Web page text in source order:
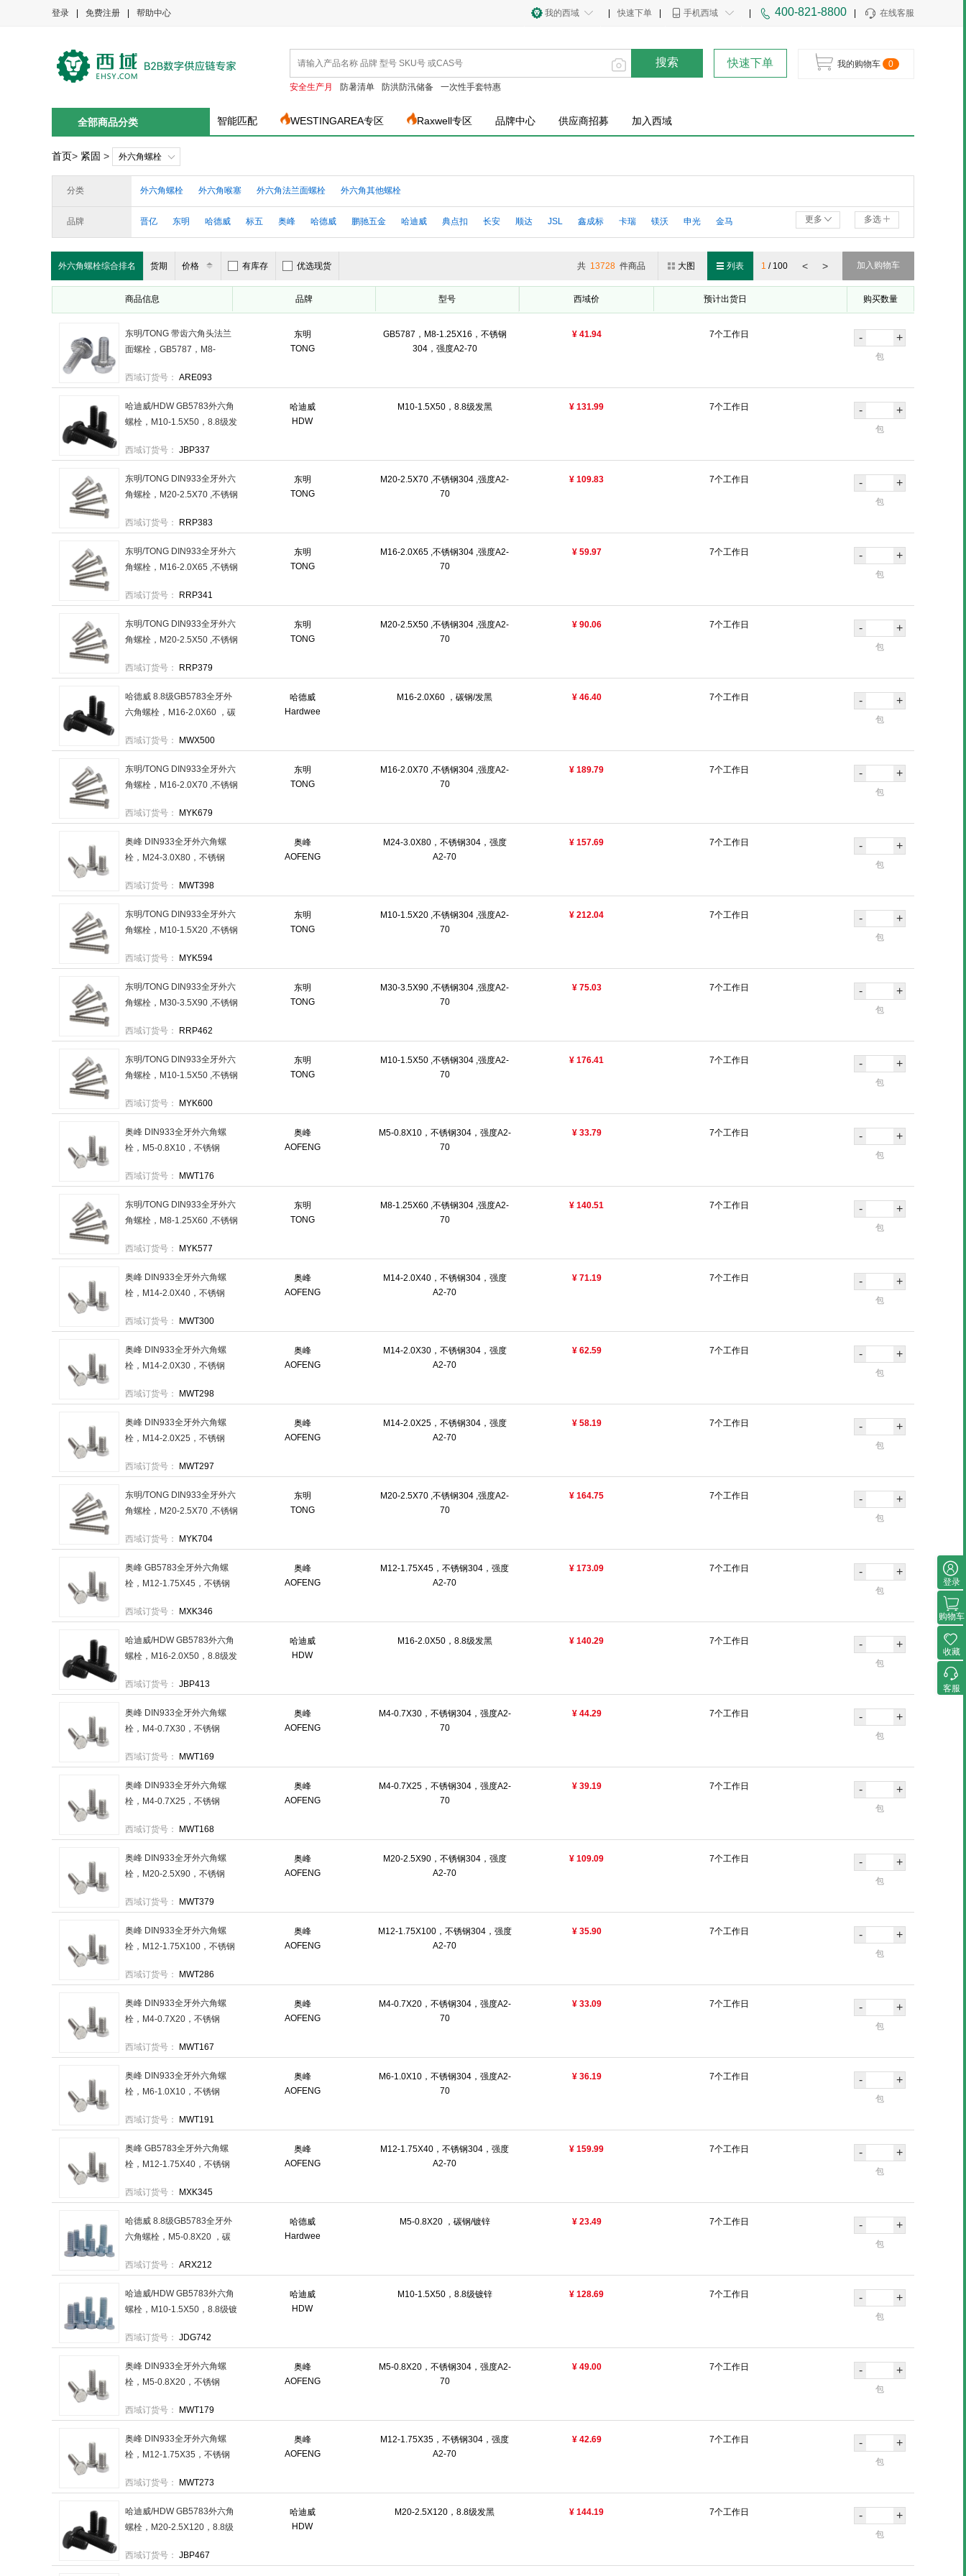
登录 免费注册 帮助中心 在线客服
400-821-8800
手机西域
快速下单
我的西域
搜索
安全生产月 防暑清单 防洪防汛储备 一次性手套特惠
快速下单 我的购物车 0
全部商品分类 智能匹配 WESTINGAREA专区 Raxwell专区 品牌中心 供应商招募 加入西域
首页> 紧固 > 外六角螺栓
分类 外六角螺栓 外六角喉塞 外六角法兰面螺栓 外六角其他螺栓
品牌 晋亿 东明 哈德威 标五 奥峰 哈德威 鹏驰五金 哈迪威 典点扣 长安 顺达 JSL 鑫成标 卡瑞 镁沃 申光 金马
博科丝特
多选
更多
外六角螺栓综合排名 货期 价格 有库存 优选现货 加入购物车
< >
1 / 100
大图 列表
共13728 件商品
商品信息 品牌 型号 西域价 预计出货日 购买数量
东明
TONG
GB5787，M8-1.25X16，不锈钢
304，强度A2-70
¥ 41.94 7个工作日
东明/TONG 带齿六角头法兰
面螺栓，GB5787，M8-
A2-70 售卖规格：50个/包
西域订货号： ARE093
- +
包
哈迪威
HDW
M10-1.5X50，8.8级发黑 ¥ 131.99 7个工作日
哈迪威/HDW GB5783外六角
螺栓，M10-1.5X50，8.8级发
西域订货号： JBP337
- +
包
东明
TONG
M20-2.5X70 ,不锈钢304 ,强度A2-
70
¥ 109.83 7个工作日
东明/TONG DIN933全牙外六
角螺栓，M20-2.5X70 ,不锈钢
10个/包
西域订货号： RRP383
- +
包
东明
TONG
M16-2.0X65 ,不锈钢304 ,强度A2-
70
¥ 59.97 7个工作日
东明/TONG DIN933全牙外六
角螺栓，M16-2.0X65 ,不锈钢
10个/包
西域订货号： RRP341
- +
包
东明
TONG
M20-2.5X50 ,不锈钢304 ,强度A2-
70
¥ 90.06 7个工作日
东明/TONG DIN933全牙外六
角螺栓，M20-2.5X50 ,不锈钢
10个/包
西域订货号： RRP379
- +
包
哈德威
Hardwee
M16-2.0X60 ，碳钢/发黑 ¥ 46.40 7个工作日
哈德威 8.8级GB5783全牙外
六角螺栓，M16-2.0X60 ，碳
西域订货号：
MWX500
- +
包
东明
TONG
M16-2.0X70 ,不锈钢304 ,强度A2-
70
¥ 189.79 7个工作日
东明/TONG DIN933全牙外六
角螺栓，M16-2.0X70 ,不锈钢
30个/包
西域订货号： MYK679
- +
包
奥峰
AOFENG
M24-3.0X80，不锈钢304，强度
A2-70
¥ 157.69 7个工作日
奥峰 DIN933全牙外六角螺
栓，M24-3.0X80，不锈钢
10个/包
西域订货号： MWT398
- +
包
东明
TONG
M10-1.5X20 ,不锈钢304 ,强度A2-
70
¥ 212.04 7个工作日
东明/TONG DIN933全牙外六
角螺栓，M10-1.5X20 ,不锈钢
200个/包
西域订货号： MYK594
- +
包
东明
TONG
M30-3.5X90 ,不锈钢304 ,强度A2-
70
¥ 75.03 7个工作日
东明/TONG DIN933全牙外六
角螺栓，M30-3.5X90 ,不锈钢
个/包
西域订货号： RRP462
- +
包
东明
TONG
M10-1.5X50 ,不锈钢304 ,强度A2-
70
¥ 176.41 7个工作日
东明/TONG DIN933全牙外六
角螺栓，M10-1.5X50 ,不锈钢
100个/包
西域订货号： MYK600
- +
包
奥峰
AOFENG
M5-0.8X10，不锈钢304，强度A2-
70
¥ 33.79 7个工作日
奥峰 DIN933全牙外六角螺
栓，M5-0.8X10，不锈钢
250个/包
西域订货号： MWT176
- +
包
东明
TONG
M8-1.25X60 ,不锈钢304 ,强度A2-
70
¥ 140.51 7个工作日
东明/TONG DIN933全牙外六
角螺栓，M8-1.25X60 ,不锈钢
120个/包
西域订货号： MYK577
- +
包
奥峰
AOFENG
M14-2.0X40，不锈钢304，强度
A2-70
¥ 71.19 7个工作日
奥峰 DIN933全牙外六角螺
栓，M14-2.0X40，不锈钢
25个/包
西域订货号： MWT300
- +
包
奥峰
AOFENG
M14-2.0X30，不锈钢304，强度
A2-70
¥ 62.59 7个工作日
奥峰 DIN933全牙外六角螺
栓，M14-2.0X30，不锈钢
25个/包
西域订货号： MWT298
- +
包
奥峰
AOFENG
M14-2.0X25，不锈钢304，强度
A2-70
¥ 58.19 7个工作日
奥峰 DIN933全牙外六角螺
栓，M14-2.0X25，不锈钢
25个/包
西域订货号： MWT297
- +
包
东明
TONG
M20-2.5X70 ,不锈钢304 ,强度A2-
70
¥ 164.75 7个工作日
东明/TONG DIN933全牙外六
角螺栓，M20-2.5X70 ,不锈钢
15个/包
西域订货号： MYK704
- +
包
奥峰
AOFENG
M12-1.75X45，不锈钢304，强度
A2-70
¥ 173.09 7个工作日
奥峰 GB5783全牙外六角螺
栓，M12-1.75X45，不锈钢
100个/包
西域订货号： MXK346
- +
包
哈迪威
HDW
M16-2.0X50，8.8级发黑 ¥ 140.29 7个工作日
哈迪威/HDW GB5783外六角
螺栓，M16-2.0X50，8.8级发
西域订货号： JBP413
- +
包
奥峰
AOFENG
M4-0.7X30，不锈钢304，强度A2-
70
¥ 44.29 7个工作日
奥峰 DIN933全牙外六角螺
栓，M4-0.7X30，不锈钢
250个/包
西域订货号： MWT169
- +
包
奥峰
AOFENG
M4-0.7X25，不锈钢304，强度A2-
70
¥ 39.19 7个工作日
奥峰 DIN933全牙外六角螺
栓，M4-0.7X25，不锈钢
250个/包
西域订货号： MWT168
- +
包
奥峰
AOFENG
M20-2.5X90，不锈钢304，强度
A2-70
¥ 109.09 7个工作日
奥峰 DIN933全牙外六角螺
栓，M20-2.5X90，不锈钢
10个/包
西域订货号： MWT379
- +
包
奥峰
AOFENG
M12-1.75X100，不锈钢304，强度
A2-70
¥ 35.90 7个工作日
奥峰 DIN933全牙外六角螺
栓，M12-1.75X100，不锈钢
10个/包
西域订货号： MWT286
- +
包
奥峰
AOFENG
M4-0.7X20，不锈钢304，强度A2-
70
¥ 33.09 7个工作日
奥峰 DIN933全牙外六角螺
栓，M4-0.7X20，不锈钢
250个/包
西域订货号： MWT167
- +
包
奥峰
AOFENG
M6-1.0X10，不锈钢304，强度A2-
70
¥ 36.19 7个工作日
奥峰 DIN933全牙外六角螺
栓，M6-1.0X10，不锈钢
200个/包
西域订货号： MWT191
- +
包
奥峰
AOFENG
M12-1.75X40，不锈钢304，强度
A2-70
¥ 159.99 7个工作日
奥峰 GB5783全牙外六角螺
栓，M12-1.75X40，不锈钢
100个/包
西域订货号： MXK345
- +
包
哈德威
Hardwee
M5-0.8X20 ，碳钢/镀锌 ¥ 23.49 7个工作日
哈德威 8.8级GB5783全牙外
六角螺栓，M5-0.8X20 ，碳
西域订货号： ARX212
- +
包
哈迪威
HDW
M10-1.5X50，8.8级镀锌 ¥ 128.69 7个工作日
哈迪威/HDW GB5783外六角
螺栓，M10-1.5X50，8.8级镀
西域订货号： JDG742
- +
包
奥峰
AOFENG
M5-0.8X20，不锈钢304，强度A2-
70
¥ 49.00 7个工作日
奥峰 DIN933全牙外六角螺
栓，M5-0.8X20，不锈钢
250个/包
西域订货号： MWT179
- +
包
奥峰
AOFENG
M12-1.75X35，不锈钢304，强度
A2-70
¥ 42.69 7个工作日
奥峰 DIN933全牙外六角螺
栓，M12-1.75X35，不锈钢
25个/包
西域订货号： MWT273
- +
包
哈迪威
HDW
M20-2.5X120，8.8级发黑 ¥ 144.19 7个工作日
哈迪威/HDW GB5783外六角
螺栓，M20-2.5X120，8.8级
西域订货号： JBP467
- +
包
登录
购物车
收藏
客服